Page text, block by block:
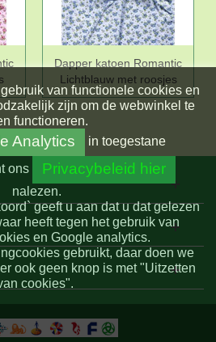
Dapper katoen Romantic
Lichtblauw met roosjes
van functionele cookies en
zijn om de webwinkel te
functioneren.
Analytics
in toegestane
ons Privacybeleid hier
nalezen.
geeft u aan dat u dat gelezen
heeft tegen het gebruik van
en Google analytics.
gebruikt, daar doen we
ook geen knop is met "Uitzetten
cookies".